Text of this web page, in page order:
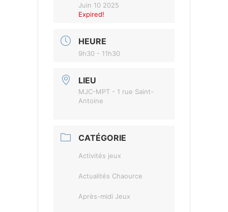
Juin 10 2025
Expired!
HEURE
9h30 - 11h30
LIEU
MJC-MPT - 1 rue Saint-
Antoine
CATÉGORIE
Activités jeux
Actualités Chaource
Après-midi Jeux